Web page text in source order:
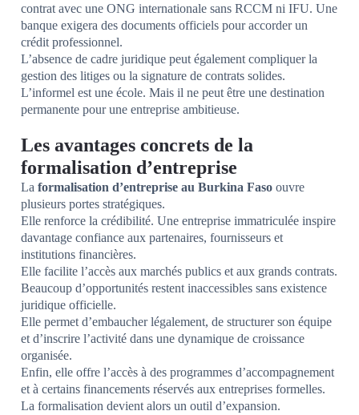
contrat avec une ONG internationale sans RCCM ni IFU. Une
banque exigera des documents officiels pour accorder un
crédit professionnel.
L’absence de cadre juridique peut également compliquer la
gestion des litiges ou la signature de contrats solides.
L’informel est une école. Mais il ne peut être une destination
permanente pour une entreprise ambitieuse.
Les avantages concrets de la
formalisation d’entreprise
La formalisation d’entreprise au Burkina Faso ouvre
plusieurs portes stratégiques.
Elle renforce la crédibilité. Une entreprise immatriculée inspire
davantage confiance aux partenaires, fournisseurs et
institutions financières.
Elle facilite l’accès aux marchés publics et aux grands contrats.
Beaucoup d’opportunités restent inaccessibles sans existence
juridique officielle.
Elle permet d’embaucher légalement, de structurer son équipe
et d’inscrire l’activité dans une dynamique de croissance
organisée.
Enfin, elle offre l’accès à des programmes d’accompagnement
et à certains financements réservés aux entreprises formelles.
La formalisation devient alors un outil d’expansion.